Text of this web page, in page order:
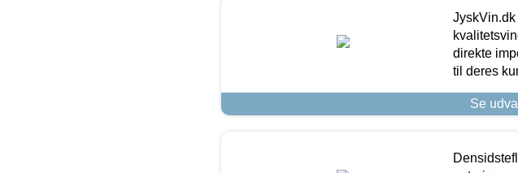
JyskVin.dk
direkte
til deres
Se